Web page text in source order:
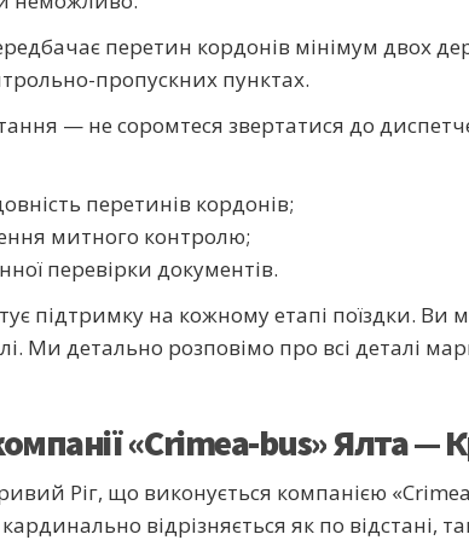
перетин кордонів мінімум двох
пропускних пунктах.
— не соромтеся звертатися до
перетинів кордонів;
митного контролю;
перевірки документів.
підтримку на кожному етапі поїздки.
Ми детально розповімо про всі деталі
«Crimea-bus» Ялта —
Ріг, що виконується компанією
відрізняється як по відстані,